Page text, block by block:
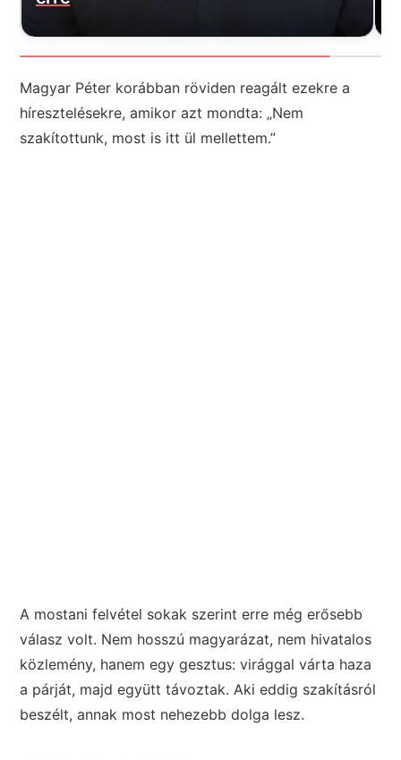
Magyar Péter korábban röviden reagált ezekre a
híresztelésekre, amikor azt mondta: „Nem
szakítottunk, most is itt ül mellettem.”
A mostani felvétel sokak szerint erre még erősebb
válasz volt. Nem hosszú magyarázat, nem hivatalos
közlemény, hanem egy gesztus: virággal várta haza
a párját, majd együtt távoztak. Aki eddig szakításról
beszélt, annak most nehezebb dolga lesz.